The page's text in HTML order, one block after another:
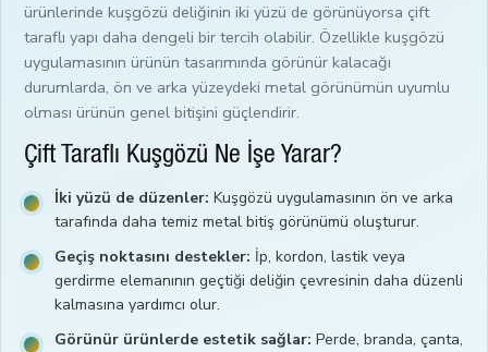
ürünlerinde kuşgözü deliğinin iki yüzü de görünüyorsa çift
taraflı yapı daha dengeli bir tercih olabilir. Özellikle kuşgözü
uygulamasının ürünün tasarımında görünür kalacağı
durumlarda, ön ve arka yüzeydeki metal görünümün uyumlu
olması ürünün genel bitişini güçlendirir.
Çift Taraflı Kuşgözü Ne İşe Yarar?
İki yüzü de düzenler: Kuşgözü uygulamasının ön ve arka
tarafında daha temiz metal bitiş görünümü oluşturur.
Geçiş noktasını destekler: İp, kordon, lastik veya
gerdirme elemanının geçtiği deliğin çevresinin daha düzenli
kalmasına yardımcı olur.
Görünür ürünlerde estetik sağlar: Perde, branda, çanta,